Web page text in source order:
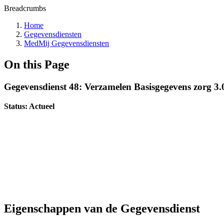
Breadcrumbs
Home
Gegevensdiensten
MedMij Gegevensdiensten
On this Page
Gegevensdienst 48: Verzamelen Basisgegevens zorg
Status: Actueel
Eigenschappen van de Gegevensdienst